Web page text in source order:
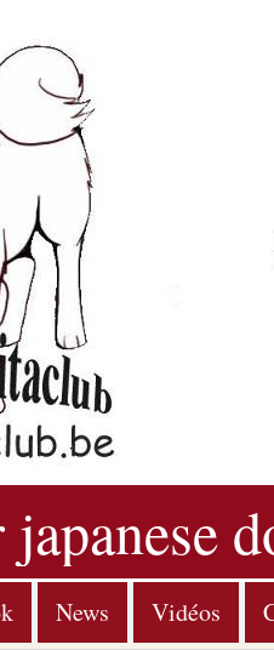
News Vidéos